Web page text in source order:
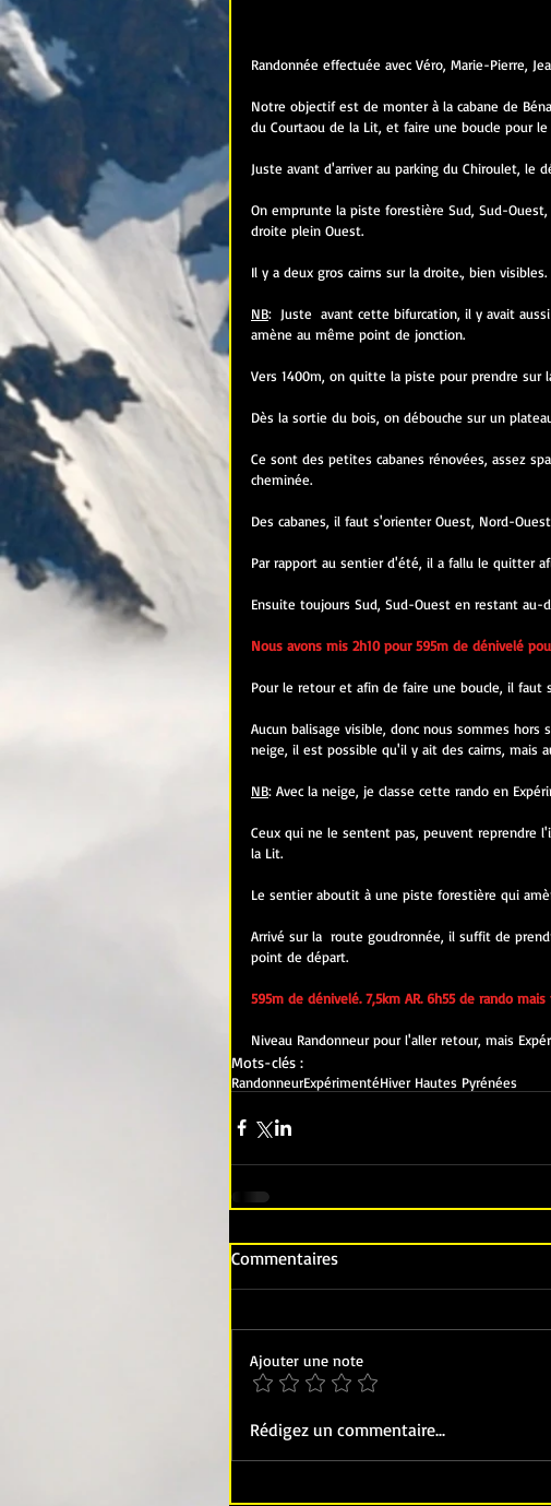
Randonnée effectuée avec Véro, Marie-Pierre,
Notre objectif est de monter à la cabane de
du Courtaou de la Lit, et faire une boucle pour le
Juste avant d'arriver au parking du Chiroulet, le
On emprunte la piste forestière Sud, Sud-
droite plein Ouest.
Il y a deux gros cairns sur la droite., bien visibles.
NB:  Juste  avant cette bifurcation, il y avait
amène au même point de jonction.
Vers 1400m, on quitte la piste pour prendre sur
Dès la sortie du bois, on débouche sur un
Ce sont des petites cabanes rénovées, assez
cheminée.
Des cabanes, il faut s'orienter Ouest, Nord-
Par rapport au sentier d'été, il a fallu le quitter
Ensuite toujours Sud, Sud-Ouest en restant au-
Nous avons mis 2h10 pour 595m de dénivelé
Pour le retour et afin de faire une boucle, il faut
Aucun balisage visible, donc nous sommes
neige, il est possible qu'il y ait des cairns, mais
NB: Avec la neige, je classe cette rando en
Ceux qui ne le sentent pas, peuvent reprendre
la Lit.
Le sentier aboutit à une piste forestière qui
Arrivé sur la  route goudronnée, il suffit de
point de départ.
595m de dénivelé. 7,5km AR. 6h55 de rando
Niveau Randonneur pour l'aller retour, mais
Mots-clés :
RandonneurExpérimentéHiver Hautes Pyrénées
Commentaires
Ajouter une note
Rédigez un commentaire...